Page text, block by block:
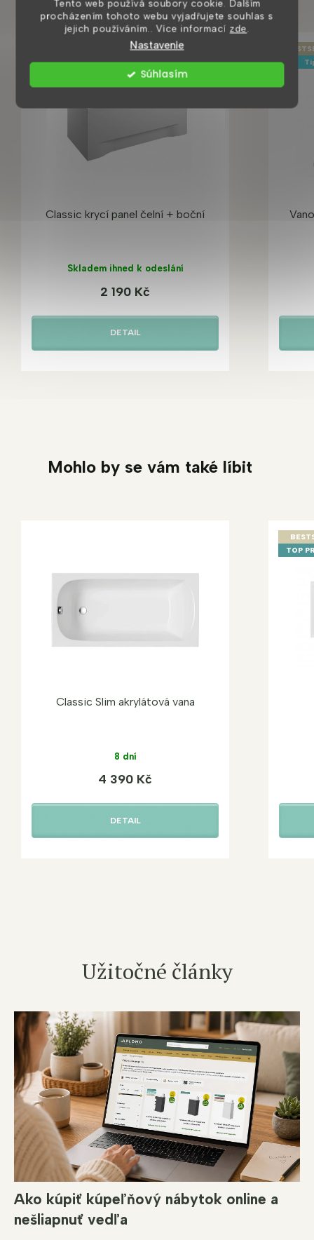
Tento web používá soubory cookie. Dalším
procházením tohoto webu vyjadřujete souhlas s
jejich používáním.. Více informací zde
Nastavenie
Súhlasím
Classic krycí panel čelní + boční
Skladem ihned k odeslání
2 190 Kč
DETAIL
Mohlo by se vám také líbit
Classic Slim akrylátová vana
8 dní
4 390 Kč
DETAIL
TOP
Užitočné články
Ako kúpiť kúpeľňový nábytok online a
nešliapnuť vedľa